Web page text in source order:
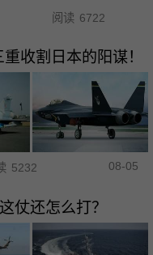
阅读 6722
收割日本的阳谋！
5232 08-05
仗还怎么打？